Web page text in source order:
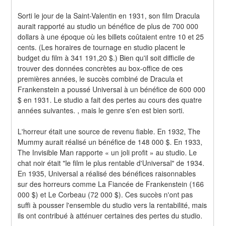
Sorti le jour de la Saint-Valentin en 1931, son film Dracula
aurait rapporté au studio un bénéfice de plus de 700 000
dollars à une époque où les billets coûtaient entre 10 et 25
cents. (Les horaires de tournage en studio placent le
budget du film à 341 191,20 $.) Bien qu'il soit difficile de
trouver des données concrètes au box-office de ces
premières années, le succès combiné de Dracula et
Frankenstein a poussé Universal à un bénéfice de 600 000
$ en 1931. Le studio a fait des pertes au cours des quatre
années suivantes. , mais le genre s'en est bien sorti.
L'horreur était une source de revenu fiable. En 1932, The
Mummy aurait réalisé un bénéfice de 148 000 $. En 1933,
The Invisible Man rapporte « un joli profit » au studio. Le
chat noir était "le film le plus rentable d'Universal" de 1934.
En 1935, Universal a réalisé des bénéfices raisonnables
sur des horreurs comme La Fiancée de Frankenstein (166
000 $) et Le Corbeau (72 000 $). Ces succès n'ont pas
suffi à pousser l'ensemble du studio vers la rentabilité, mais
ils ont contribué à atténuer certaines des pertes du studio.